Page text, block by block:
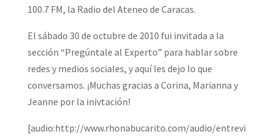
100.7 FM, la Radio del Ateneo de Caracas.
El sábado 30 de octubre de 2010 fui invitada a la
sección “Pregúntale al Experto” para hablar sobre
redes y medios sociales, y aquí les dejo lo que
conversamos. ¡Muchas gracias a Corina, Marianna y
Jeanne por la inivtación!
[audio:http://www.rhonabucarito.com/audio/entrevi